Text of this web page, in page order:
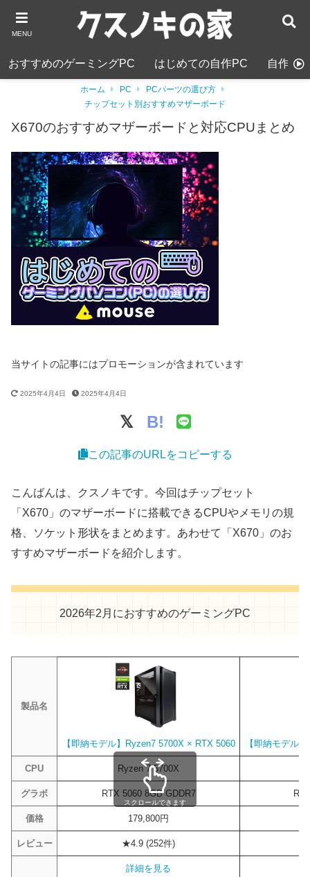
MENU
おすすめのゲーミングPC はじめての自作PC 自作PC
ホーム PC
PCパーツの選び方
チップセット別おすすめマザーボード
X670のおすすめマザーボードと対応CPUまとめ
2025年4月4日 2025年4月4日
当サイトの記事にはプロモーションが含まれています
B!
この記事のURLをコピーする
こんばんは、クスノキです。今回はチップセット
「X670」のマザーボードに搭載できるCPUやメモリの規
格、ソケット形状をまとめます。あわせて「X670」のお
すすめマザーボードを紹介します。
2026年2月におすすめのゲーミングPC
製品名
【即納モデル】Ryzen7 5700X × RTX 5060 【即納モデル
CPU Ryzen 7 5700X
グラボ RTX 5060 8GB GDDR7
価格 179,800円
レビュー ★4.9 (252件)
詳細を見る
スクロールできます